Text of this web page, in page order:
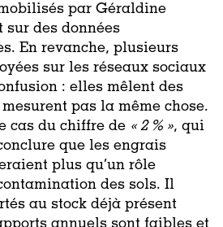
par Géraldine
sur des données
En revanche, plusieurs
sur les réseaux sociaux
: elles mêlent des
pas la même chose.
cas du chiffre de « 2 % », qui
que les engrais
plus qu’un rôle
des sols. Il
au stock déjà présent